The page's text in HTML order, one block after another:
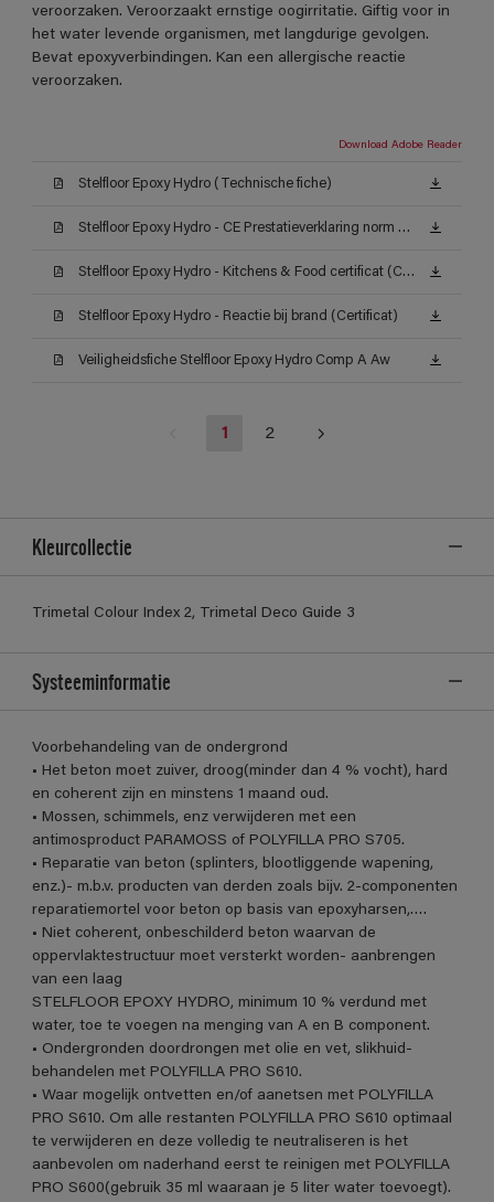
veroorzaken. Veroorzaakt ernstige oogirritatie. Giftig voor in
het water levende organismen, met langdurige gevolgen.
Bevat epoxyverbindingen. Kan een allergische reactie
veroorzaken.
Download Adobe Reader
Stelfloor Epoxy Hydro (Technische fiche)
Stelfloor Epoxy Hydro - CE Prestatieverklaring norm EN 1504-2_2 (Certificat)
Stelfloor Epoxy Hydro - Kitchens & Food certificat (Certificat)
Stelfloor Epoxy Hydro - Reactie bij brand (Certificat)
Veiligheidsfiche Stelfloor Epoxy Hydro Comp A Aw
1 2
Kleurcollectie
Trimetal Colour Index 2, Trimetal Deco Guide 3
Systeeminformatie
Voorbehandeling van de ondergrond
• Het beton moet zuiver, droog(minder dan 4 % vocht), hard
en coherent zijn en minstens 1 maand oud.
• Mossen, schimmels, enz verwijderen met een
antimosproduct PARAMOSS of POLYFILLA PRO S705.
• Reparatie van beton (splinters, blootliggende wapening,
enz.)- m.b.v. producten van derden zoals bijv. 2-componenten
reparatiemortel voor beton op basis van epoxyharsen,….
• Niet coherent, onbeschilderd beton waarvan de
oppervlaktestructuur moet versterkt worden- aanbrengen
van een laag
STELFLOOR EPOXY HYDRO, minimum 10 % verdund met
water, toe te voegen na menging van A en B component.
• Ondergronden doordrongen met olie en vet, slikhuid-
behandelen met POLYFILLA PRO S610.
• Waar mogelijk ontvetten en/of aanetsen met POLYFILLA
PRO S610. Om alle restanten POLYFILLA PRO S610 optimaal
te verwijderen en deze volledig te neutraliseren is het
aanbevolen om naderhand eerst te reinigen met POLYFILLA
PRO S600(gebruik 35 ml waaraan je 5 liter water toevoegt).